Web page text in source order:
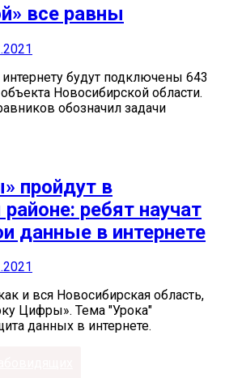
все равны
будут подключены 643
Новосибирской области.
обозначил задачи
пройдут в
ребят научат
данные в интернете
и вся Новосибирская область,
Цифры». Тема "Урока"
данных в интернете.